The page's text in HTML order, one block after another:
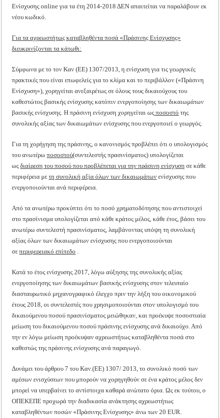
Ενίσχυσης online για τα έτη 2014-2018 ΔΕΝ απαιτείται να παραλάβουν εκ
νέου κωδικό.
Για τα αχρεωστήτως καταβληθέντα ποσά «Πράσινης Ενίσχυσης»
διευκρινίζονται τα κάτωθι:
Σύμφωνα με το τον Καν (ΕΕ) 1307/2013, η ενίσχυση για τις γεωργικές
πρακτικές που είναι επωφελείς για το κλίμα και το περιβάλλον («Πράσινη
Ενίσχυση»), χορηγείται ανεξαιρέτως σε όλους τους δικαιούχους του
καθεστώτος βασικής ενίσχυσης κατόπιν ενεργοποίησης των δικαιωμάτων
βασικής ενίσχυσης. Η πράσινη ενίσχυση χορηγείται ως ποσοστό της
συνολικής αξίας των δικαιωμάτων ενίσχυσης που ενεργοποιεί ο γεωργός.
Για τη χορήγηση της πράσινης, ο κανονισμός προβλέπει ότι ο υπολογισμός
του ανωτέρωποσοστού(συντελεστής πρασινίσματος) υπολογίζεται
ωςδιαίρεση του ποσού που προβλέπεται για την πράσινη ενίσχυση σε κάθε
περιφέρεια μετη συνολική αξία όλων των δικαιωμάτων ενίσχυσης που
ενεργοποιούνται ανά περιφέρεια.
Από τα ανωτέρω προκύπτει ότι το ποσό χρηματοδότησης που αντιστοιχεί
στο πρασίνισμα υπολογίζεται από κάθε κράτος μέλος, κάθε έτος, βάσει του
ανωτέρω συντελεστή πρασινίσματος, λαμβάνοντας υπόψη τη συνολική
αξίας όλων των δικαιωμάτων ενίσχυσης που ενεργοποιούνται
σεπεριφερειακό επίπεδο .
Κατά το έτος ενίσχυσης 2017, λόγω αύξησης της συνολικής αξίας
ενεργοποίησης των δικαιωμάτων βασικής ενίσχυσης στον τελευταίο
διασταυρωτικό μηχανογραφικό έλεγχο πριν την λήξη του οικονομικού
έτους 2018, οι συντελεστές που χρησιμοποιούνται στον υπολογισμό του
δικαιούμενου ποσού πρασινίσματος μειώθηκαν, και προέκυψε ποσοστιαία
μείωση του δικαιούμενου ποσού πράσινης ενίσχυσης ανά δικαιούχο. Από
την εν λόγω μείωση προέκυψαν αχρεωστήτως καταβληθέντα ποσά στο
καθεστώς της πράσινης ενίσχυσης ανά παραγωγό.
Δυνάμει του άρθρου 7 του Καν.(ΕΕ) 1307/ 2013, το συνολικό ποσό των
αμέσων ενισχύσεων που μπορούν να χορηγηθούν σε ένα κράτος μέλος δεν
μπορεί να υπερβαίνει το αντίστοιχα καθαρά ανώτατο όρια. Ως εκ τούτου, ο
ΟΠΕΚΕΠΕ προχωρά την διαδικασία ανάκτησης αχρεωστήτως
καταβληθέντων ποσών «Πράσινης Ενίσχυσης» άνω των 20 EUR.